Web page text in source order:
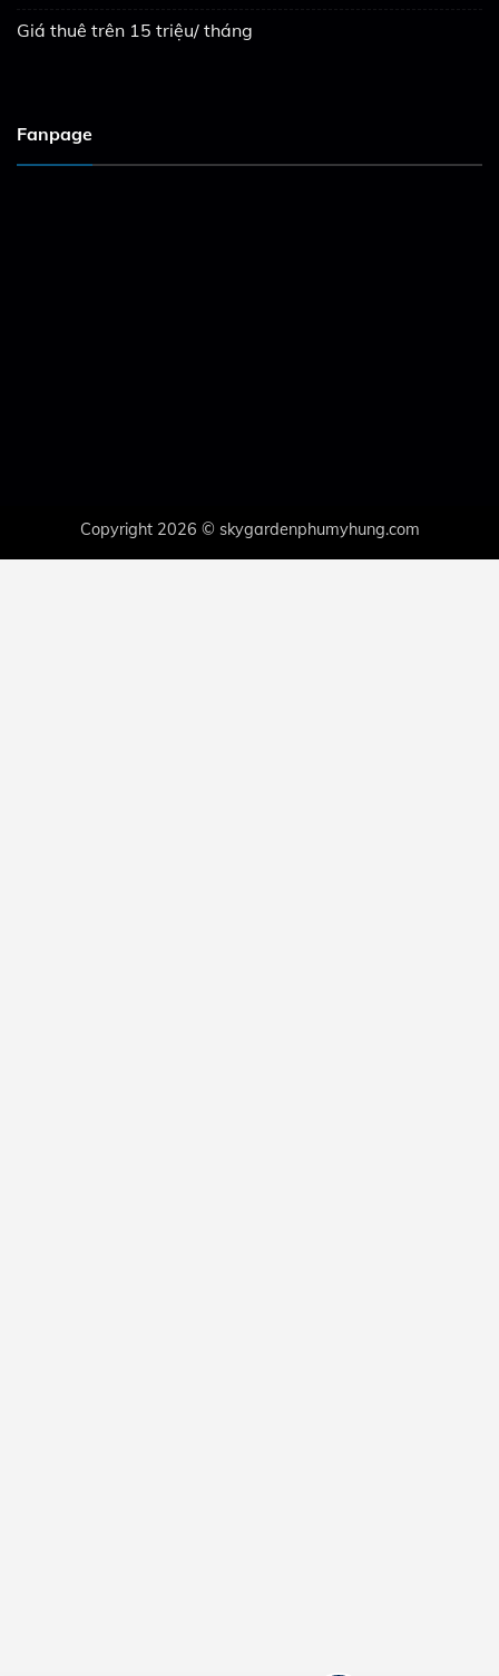
Giá thuê trên 15 triệu/ tháng
Fanpage
Copyright 2026 © skygardenphumyhung.com